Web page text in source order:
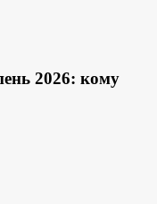
2026: кому